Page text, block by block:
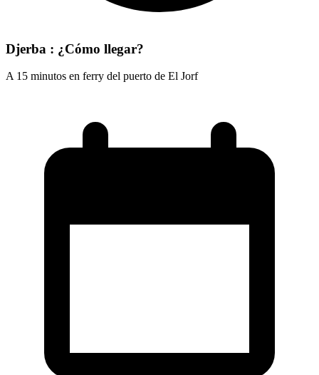
Djerba : ¿Cómo llegar?
A 15 minutos en ferry del puerto de El Jorf